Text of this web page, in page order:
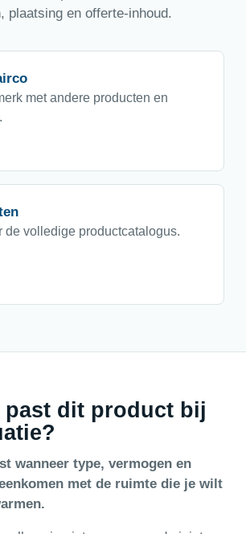
plaatsing en offerte-inhoud.
met andere producten en
de volledige productcatalogus.
past dit product bij
wanneer type, vermogen en
met de ruimte die je wilt